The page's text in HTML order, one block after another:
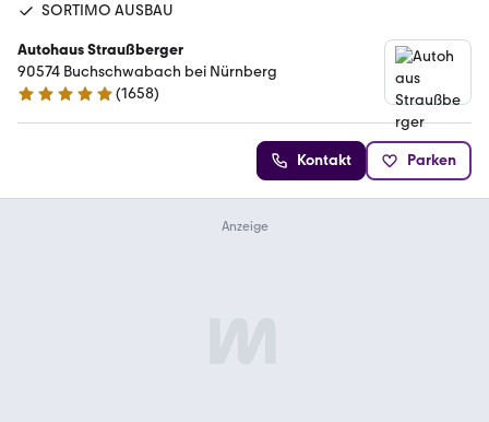
SORTIMO AUSBAU
Autohaus Straußberger
90574 Buchschwabach bei Nürnberg
4.9 Sterne
(1658)
Kontakt Parken